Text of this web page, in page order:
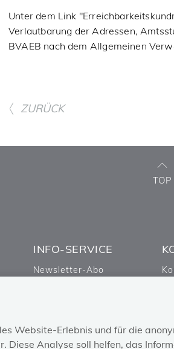
Website-Erlebnis und für die
Diese Analyse soll helfen, das
Unter dem Link
Verlautbarung der Adressen,
BVAEB nach dem Allgemeinen
ZURÜCK
TOP
INFO-SERVICE
Newsletter-Abo